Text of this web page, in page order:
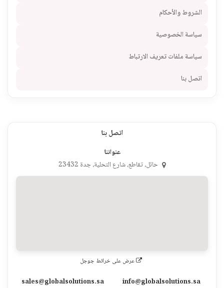
الشروط والأحكام
سياسة الخصوصية
سياسة ملفات تعريف الارتباط
اتصل بنا
اتصل بنا
عنواننا
حائل، تقاطع، شارع التحلية، جدة 23432
عرض على خرائط جوجل
info@globalsolutions.sa
sales@globalsolutions.sa